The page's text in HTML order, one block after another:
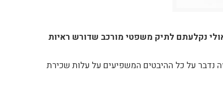
נקלעתם לתיק משפטי מורכב שדורש ראיות
על כל ההיבטים המשפיעים על עלות שכירת